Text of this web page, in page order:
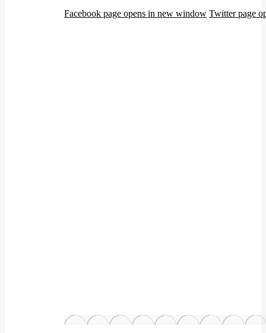
Facebook page opens in new window Twitter page